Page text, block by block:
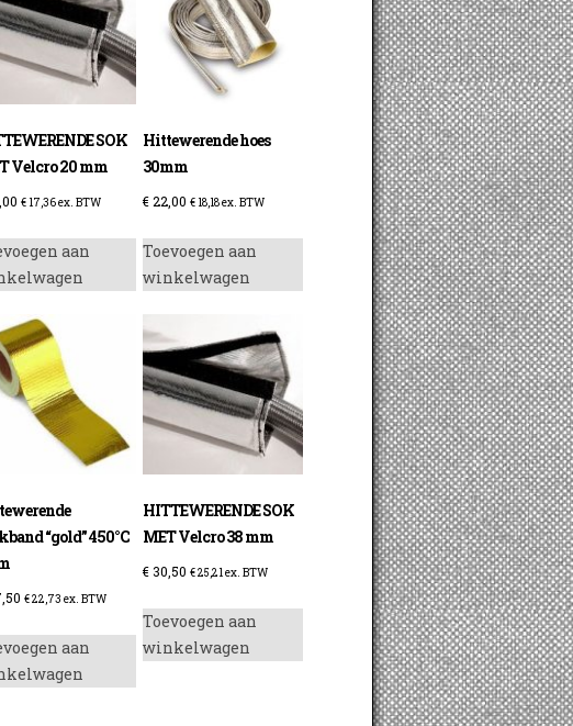
SOK
Velcro 20 mm
€17,36ex. BTW
aan
Hittewerende hoes
30mm
€22,00 €18,18ex. BTW
Toevoegen aan
winkelwagen
“gold” 450°C
€22,73 ex. BTW
aan
HITTEWERENDE SOK
MET Velcro 38 mm
€30,50 €25,21ex. BTW
Toevoegen aan
winkelwagen